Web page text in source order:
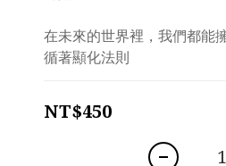
在未來的世界裡，我們都能
循著顯化法則
NT$450